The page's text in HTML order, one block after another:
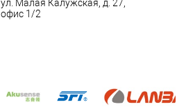
ул. Малая Калужская, д. 27,
офис 1/2